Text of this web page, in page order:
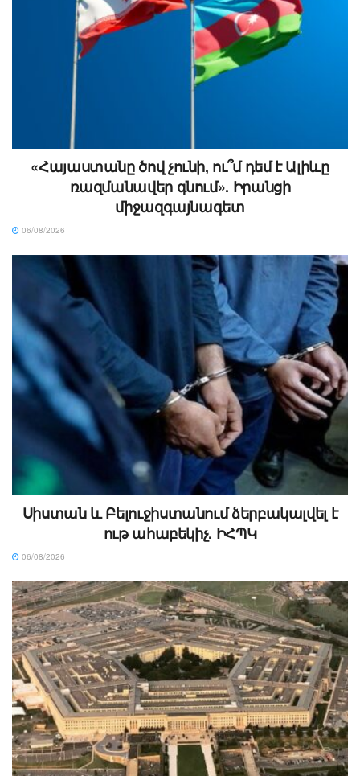
«Հայաստանը ծով չունի, ու՞մ դեմ է Ալիևը
ռազմանավեր գնում». Իրանցի
միջազգայնագետ
06/08/2026
Սիստան և Բելուջիստանում ձերբակալվել է
ութ ահաբեկիչ. ԻՀՊԿ
06/08/2026